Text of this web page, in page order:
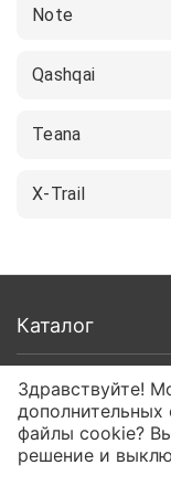
Note
Qashqai
Teana
X-Trail
Каталог
Покупателям
О компании
Здравствуйте!
файлы cookie?
решение и